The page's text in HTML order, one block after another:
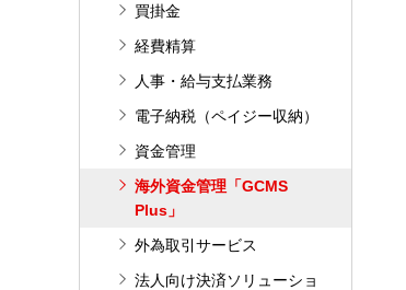
買掛金
経費精算
人事・給与支払業務
電子納税（ペイジー収納）
資金管理
海外資金管理「GCMS
Plus」
外為取引サービス
法人向け決済ソリューショ